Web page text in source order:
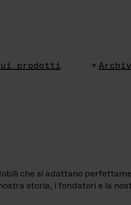
prodotti
che si adattano
storia, i fondatori e la